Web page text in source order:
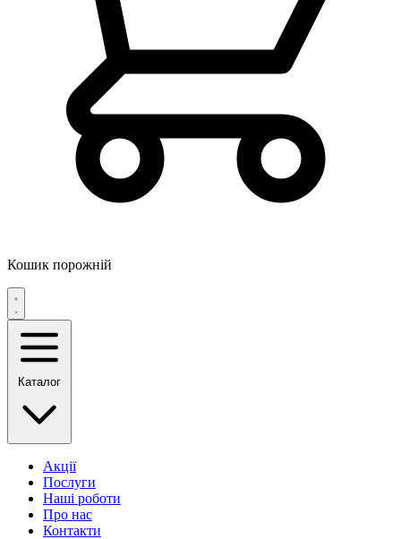
Кошик порожній
Каталог
Акції
Послуги
Наші роботи
Про нас
Контакти